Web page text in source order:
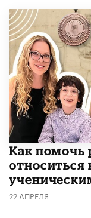
Как помочь
относиться
22 АПРЕЛЯ